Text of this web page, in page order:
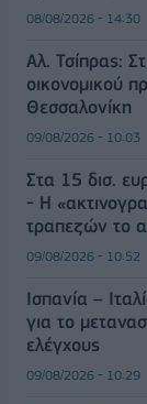
08/08/2026 - 14:30
Αλ. Τσίπρας:
οικονομικού
Θεσσαλονίκη
09/08/2026 - 10:03
Στα 15 δισ.
- Η
τραπεζών το
09/08/2026 - 10:52
Ισπανία –
για το
ελέγχους
09/08/2026 - 10:29